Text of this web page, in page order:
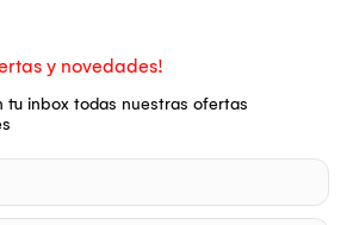
y novedades!
tu inbox todas nuestras ofertas